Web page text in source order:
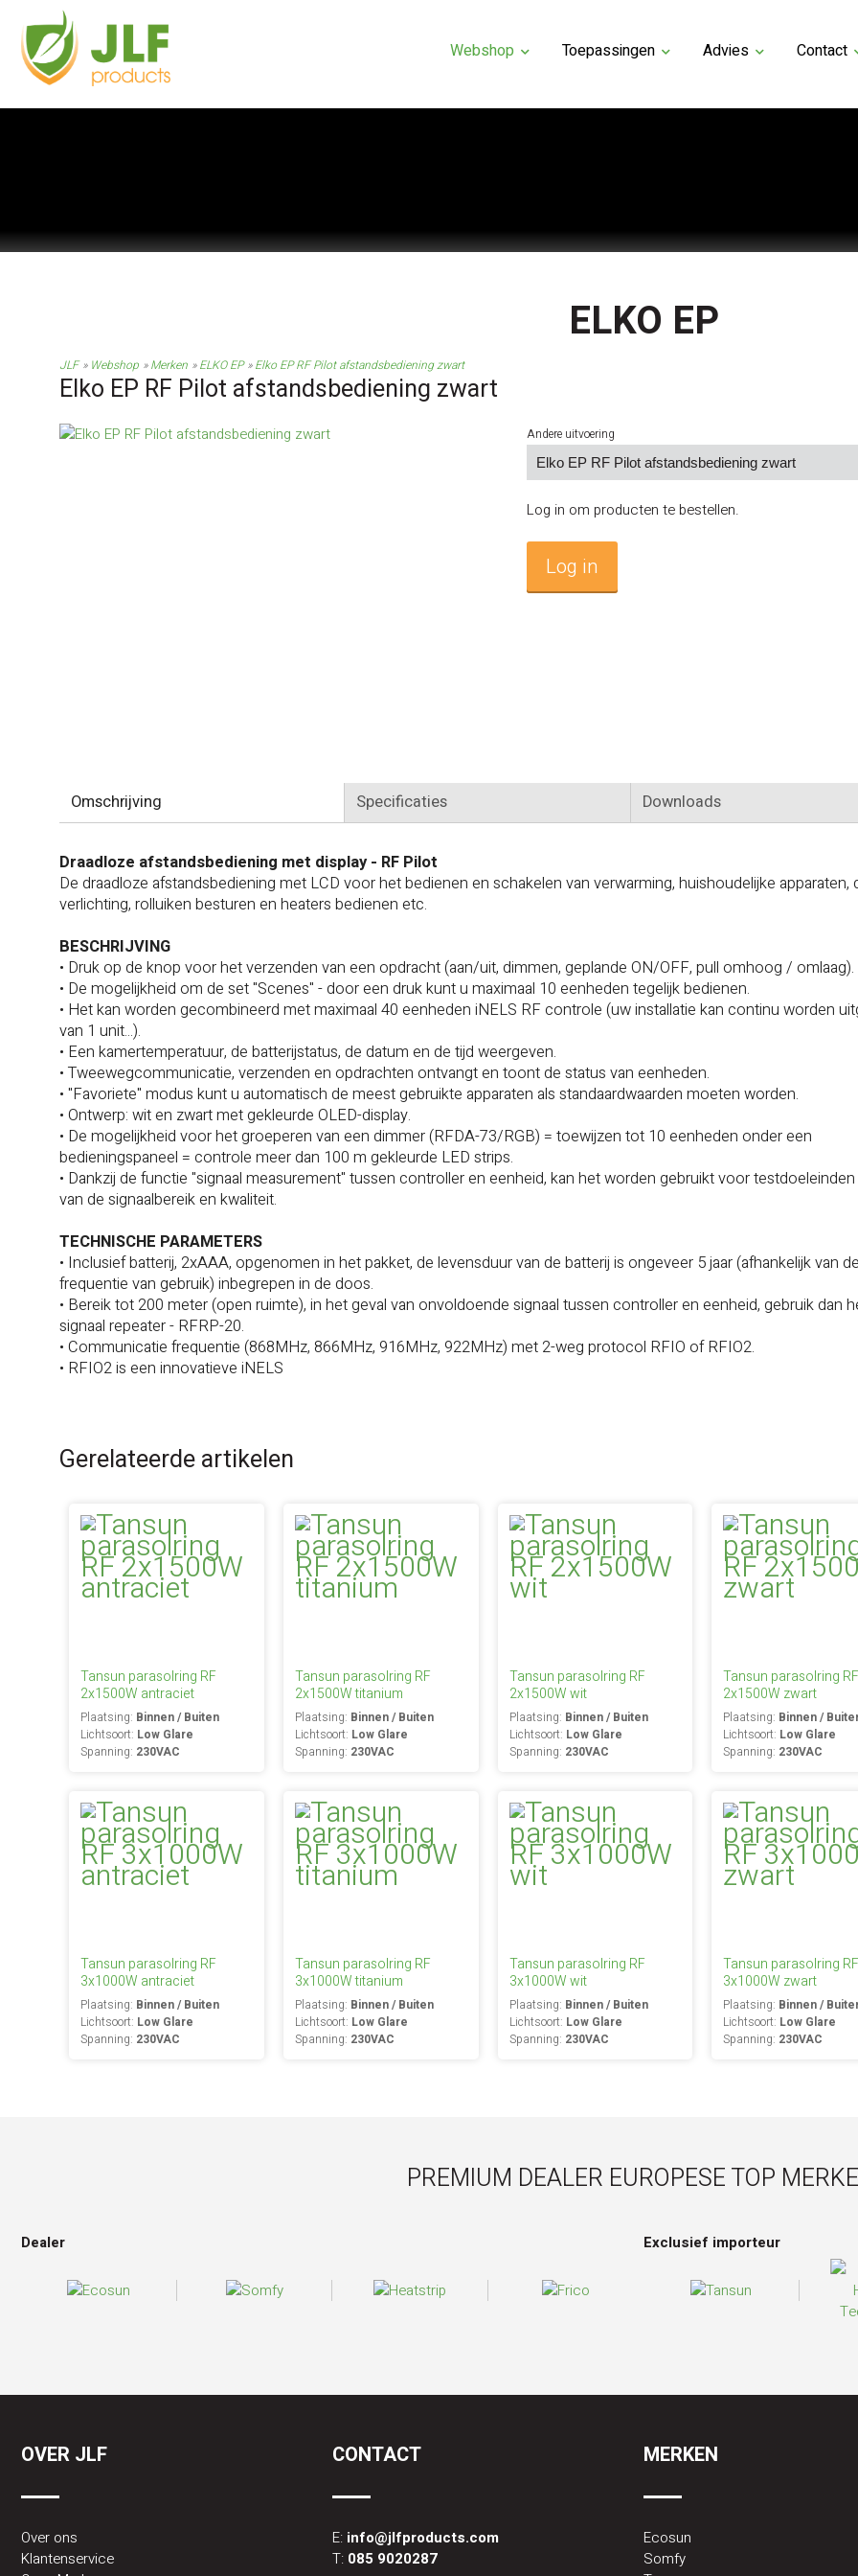
Webshop Toepassingen Advies Contact
ELKO EP
JLF Webshop Merken ELKO EP Elko EP RF Pilot afstandsbediening zwart
Elko EP RF Pilot afstandsbediening zwart
Andere uitvoering
Log in om producten te bestellen.
Log in
Omschrijving Specificaties Downloads
Draadloze afstandsbediening met display - RF Pilot
De draadloze afstandsbediening met LCD voor het bedienen en schakelen van verwarming, huishoudelijke apparaten,
verlichting, rolluiken besturen en heaters bedienen etc.
BESCHRIJVING
• Druk op de knop voor het verzenden van een opdracht (aan/uit, dimmen, geplande ON/OFF, pull omhoog / omlaag).
• De mogelijkheid om de set "Scenes" - door een druk kunt u maximaal 10 eenheden tegelijk bedienen.
• Het kan worden gecombineerd met maximaal 40 eenheden iNELS RF controle (uw installatie kan continu worden
van 1 unit...).
• Een kamertemperatuur, de batterijstatus, de datum en de tijd weergeven.
• Tweewegcommunicatie, verzenden en opdrachten ontvangt en toont de status van eenheden.
• "Favoriete" modus kunt u automatisch de meest gebruikte apparaten als standaardwaarden moeten worden.
• Ontwerp: wit en zwart met gekleurde OLED-display.
• De mogelijkheid voor het groeperen van een dimmer (RFDA-73/RGB) = toewijzen tot 10 eenheden onder een
bedieningspaneel = controle meer dan 100 m gekleurde LED strips.
• Dankzij de functie "signaal measurement" tussen controller en eenheid, kan het worden gebruikt voor
van de signaalbereik en kwaliteit.
TECHNISCHE PARAMETERS
• Inclusief batterij, 2xAAA, opgenomen in het pakket, de levensduur van de batterij is ongeveer 5 jaar (afhankelijk van
frequentie van gebruik) inbegrepen in de doos.
• Bereik tot 200 meter (open ruimte), in het geval van onvoldoende signaal tussen controller en eenheid, gebruik dan
signaal repeater - RFRP-20.
• Communicatie frequentie (868MHz, 866MHz, 916MHz, 922MHz) met 2-weg protocol RFIO of RFIO2.
• RFIO2 is een innovatieve iNELS
Gerelateerde artikelen
Tansun parasolring RF
2x1500W antraciet
Plaatsing: Binnen / Buiten
Lichtsoort: Low Glare
Spanning: 230VAC
Tansun parasolring RF
2x1500W titanium
Plaatsing: Binnen / Buiten
Lichtsoort: Low Glare
Spanning: 230VAC
Tansun parasolring RF
2x1500W wit
Plaatsing: Binnen / Buiten
Lichtsoort: Low Glare
Spanning: 230VAC
Tansun parasolring
2x1500W zwart
Plaatsing: Binnen /
Lichtsoort: Low Glare
Spanning: 230VAC
Tansun parasolring RF
3x1000W antraciet
Plaatsing: Binnen / Buiten
Lichtsoort: Low Glare
Spanning: 230VAC
Tansun parasolring RF
3x1000W titanium
Plaatsing: Binnen / Buiten
Lichtsoort: Low Glare
Spanning: 230VAC
Tansun parasolring RF
3x1000W wit
Plaatsing: Binnen / Buiten
Lichtsoort: Low Glare
Spanning: 230VAC
Tansun parasolring
3x1000W zwart
Plaatsing: Binnen /
Lichtsoort: Low Glare
Spanning: 230VAC
PREMIUM DEALER EUROPESE TOP
Dealer Exclusief importeur
OVER JLF
Over ons
Klantenservice
CONTACT
E: info@jlfproducts.com
T: 085 9020287
MERKEN
Ecosun
Somfy